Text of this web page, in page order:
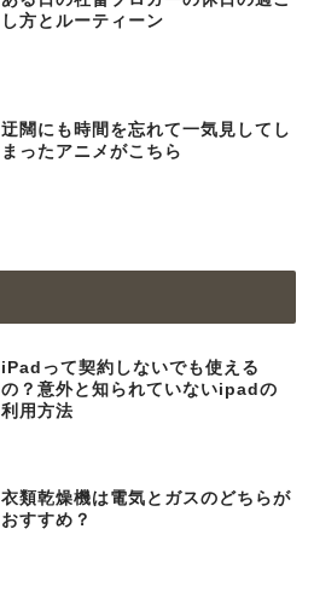
し方とルーティーン
迂闊にも時間を忘れて一気見してし
まったアニメがこちら
iPadって契約しないでも使える
の？意外と知られていないipadの
利用方法
衣類乾燥機は電気とガスのどちらが
おすすめ？